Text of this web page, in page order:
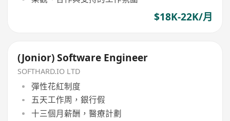
$18K-22K/月
(Jonior) Software Engineer
SOFTHARD.IO LTD
彈性花紅制度
五天工作周，銀行假
十三個月薪酬，醫療計劃